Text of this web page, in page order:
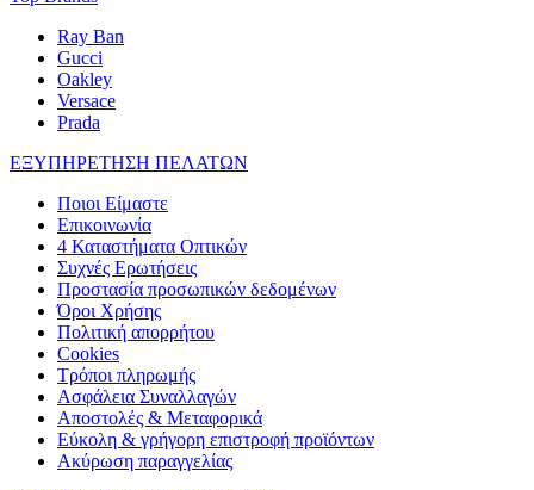
Ray Ban
Gucci
Oakley
Versace
Prada
ΕΞΥΠΗΡΕΤΗΣΗ ΠΕΛΑΤΩΝ
Ποιοι Είμαστε
Επικοινωνία
4 Καταστήματα Οπτικών
Συχνές Ερωτήσεις
Προστασία προσωπικών δεδομένων
Όροι Χρήσης
Πολιτική απορρήτου
Cookies
Τρόποι πληρωμής
Ασφάλεια Συναλλαγών
Αποστολές & Μεταφορικά
Εύκολη & γρήγορη επιστροφή προϊόντων
Ακύρωση παραγγελίας